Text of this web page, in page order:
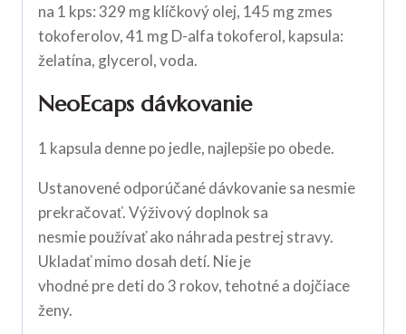
na 1 kps: 329 mg klíčkový olej, 145 mg zmes
tokoferolov, 41 mg D-alfa tokoferol, kapsula:
želatína, glycerol, voda.
NeoEcaps dávkovanie
1 kapsula denne po jedle, najlepšie po obede.
Ustanovené odporúčané dávkovanie sa nesmie
prekračovať. Výživový doplnok sa
nesmie používať ako náhrada pestrej stravy.
Ukladať mimo dosah detí. Nie je
vhodné pre deti do 3 rokov, tehotné a dojčiace
ženy.